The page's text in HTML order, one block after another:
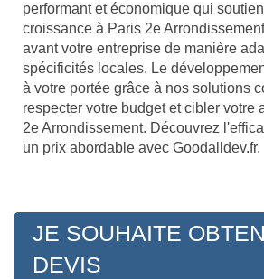
performant et économique qui
croissance à Paris 2e
avant votre entreprise de manière
spécificités locales. Le
à votre portée grâce à nos solutions
respecter votre budget et cibler votre
2e Arrondissement. Découvrez
un prix abordable avec Goodalldev.fr.
JE SOUHAITE
DEVIS